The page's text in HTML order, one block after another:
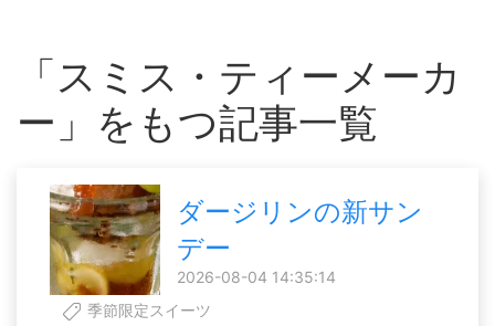
「スミス・ティーメーカ
ー」をもつ記事一覧
ダージリンの新サン
デー
2026-08-04 14:35:14
季節限定スイーツ